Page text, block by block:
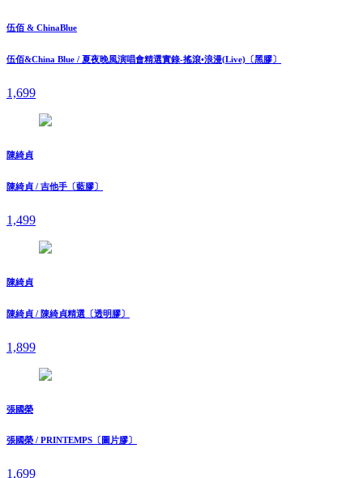
伍佰 & ChinaBlue
伍佰&China Blue / 夏夜晚風演唱會精選實錄-搖滾•浪漫(Live)〔黑膠〕
1,699
陳綺貞
陳綺貞 / 吉他手〔藍膠〕
1,499
陳綺貞
陳綺貞 / 陳綺貞精選〔透明膠〕
1,899
張國榮
張國榮 / PRINTEMPS〔圖片膠〕
1,699